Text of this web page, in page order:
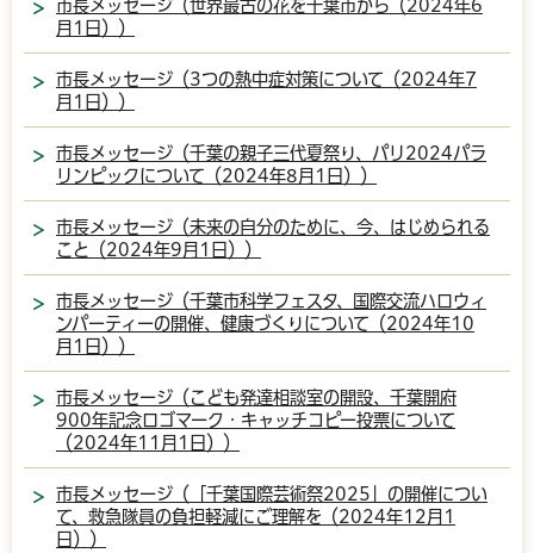
市長メッセージ（世界最古の花を千葉市から（2024年6
月1日））
市長メッセージ（3つの熱中症対策について（2024年7
月1日））
市長メッセージ（千葉の親子三代夏祭り、パリ2024パラ
リンピックについて（2024年8月1日））
市長メッセージ（未来の自分のために、今、はじめられる
こと（2024年9月1日））
市長メッセージ（千葉市科学フェスタ、国際交流ハロウィ
ンパーティーの開催、健康づくりについて（2024年10
月1日））
市長メッセージ（こども発達相談室の開設、千葉開府
900年記念ロゴマーク・キャッチコピー投票について
（2024年11月1日））
市長メッセージ（「千葉国際芸術祭2025」の開催につい
て、救急隊員の負担軽減にご理解を（2024年12月1
日））